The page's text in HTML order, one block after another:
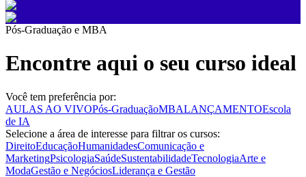
Pós-Graduação e MBA
Encontre aqui o seu curso ideal
Você tem preferência por:
AULAS AO VIVOPós-GraduaçãoMBALANÇAMENTOEscola
de IA
Selecione a área de interesse para filtrar os cursos:
DireitoEducaçãoHumanidadesComunicação e
MarketingPsicologiaSaúdeSustentabilidadeTecnologiaArte e
ModaGestão e NegóciosLiderança e Gestão